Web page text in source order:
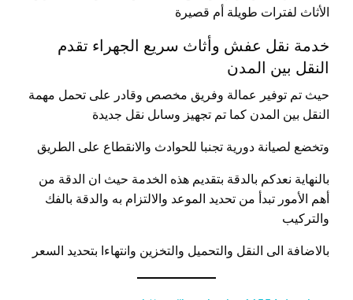
الأثاث لفترات طويلة أم قصيرة
خدمة نقل عفش وأثاث سريع الجهراء تقدم
النقل بين المدن
حيث تم توفير عمالة وفريق مخصص وقادر على تحمل مهمة
النقل بين المدن كما تم تجهيز وساىل نقل جديدة
وتخضع لصيانة دورية تجنبا للحوادث والانقطاع على الطريق
بالنهاية نعدكم بالدقة بتقديم هذه الخدمة حيث ان الدقة من
أهم الأمور تبدأ من تحديد الموعد والالتزام به والدقة بالفك
والتركيب
بالاضافة الى النقل والتحميل والتخزين وانتهاءا بتحديد السعر